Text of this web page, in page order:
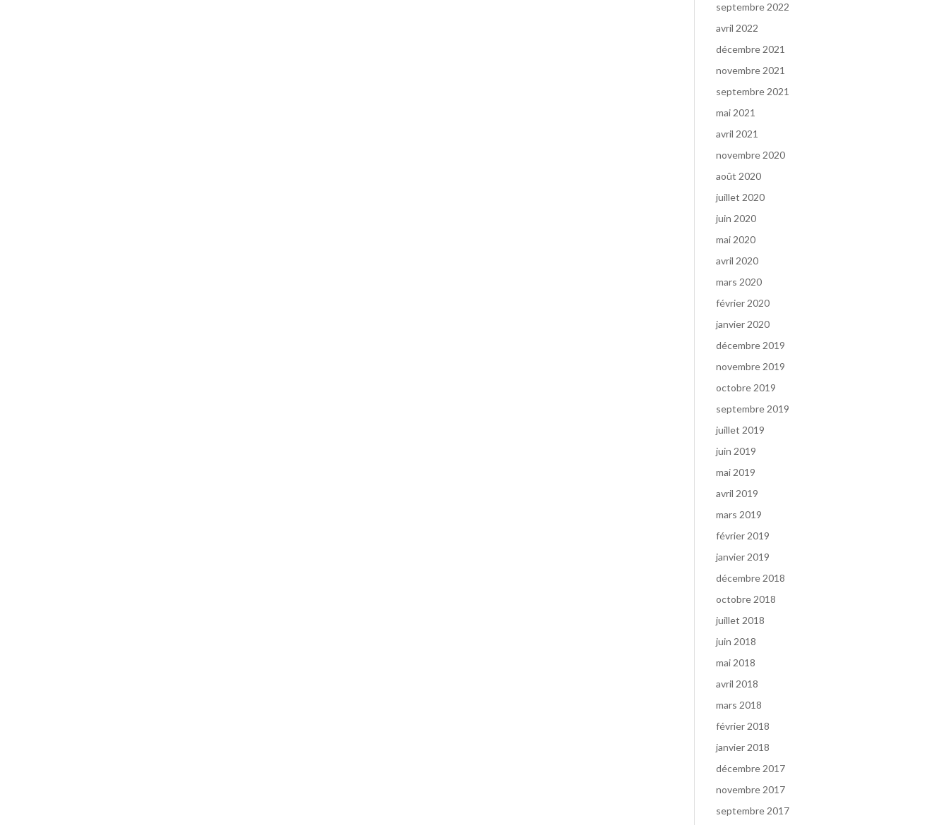
septembre 2022
avril 2022
décembre 2021
novembre 2021
septembre 2021
mai 2021
avril 2021
novembre 2020
août 2020
juillet 2020
juin 2020
mai 2020
avril 2020
mars 2020
février 2020
janvier 2020
décembre 2019
novembre 2019
octobre 2019
septembre 2019
juillet 2019
juin 2019
mai 2019
avril 2019
mars 2019
février 2019
janvier 2019
décembre 2018
octobre 2018
juillet 2018
juin 2018
mai 2018
avril 2018
mars 2018
février 2018
janvier 2018
décembre 2017
novembre 2017
septembre 2017